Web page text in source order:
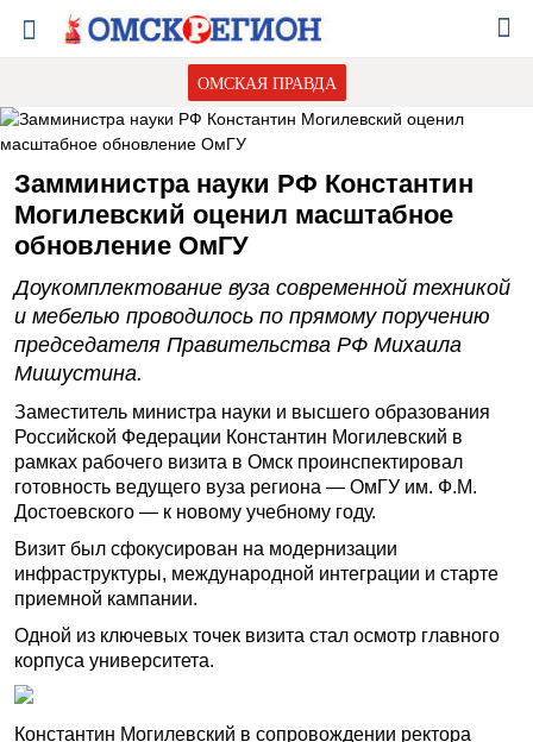
ОМСКАЯ ПРАВДА
Замминистра науки РФ Константин
Могилевский оценил масштабное
обновление ОмГУ
Доукомплектование вуза современной техникой
и мебелью проводилось по прямому поручению
председателя Правительства РФ Михаила
Мишустина.
Заместитель министра науки и высшего образования
Российской Федерации Константин Могилевский в
рамках рабочего визита в Омск проинспектировал
готовность ведущего вуза региона — ОмГУ им. Ф.М.
Достоевского — к новому учебному году.
Визит был сфокусирован на модернизации
инфраструктуры, международной интеграции и старте
приемной кампании.
Одной из ключевых точек визита стал осмотр главного
корпуса университета.
Константин Могилевский в сопровождении ректора